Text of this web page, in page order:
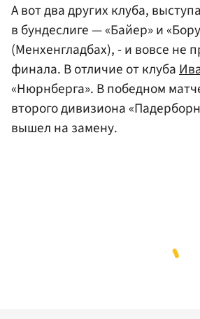
А вот два других клуба,
в бундеслиге — «Байер» и
(Менхенгладбах), - и вовсе не
финала. В отличие от клуба
«Нюрнберга». В победном
второго дивизиона
вышел на замену.